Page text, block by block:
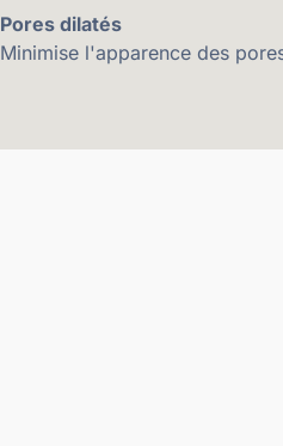
Pores dilatés
Minimise l'apparence des